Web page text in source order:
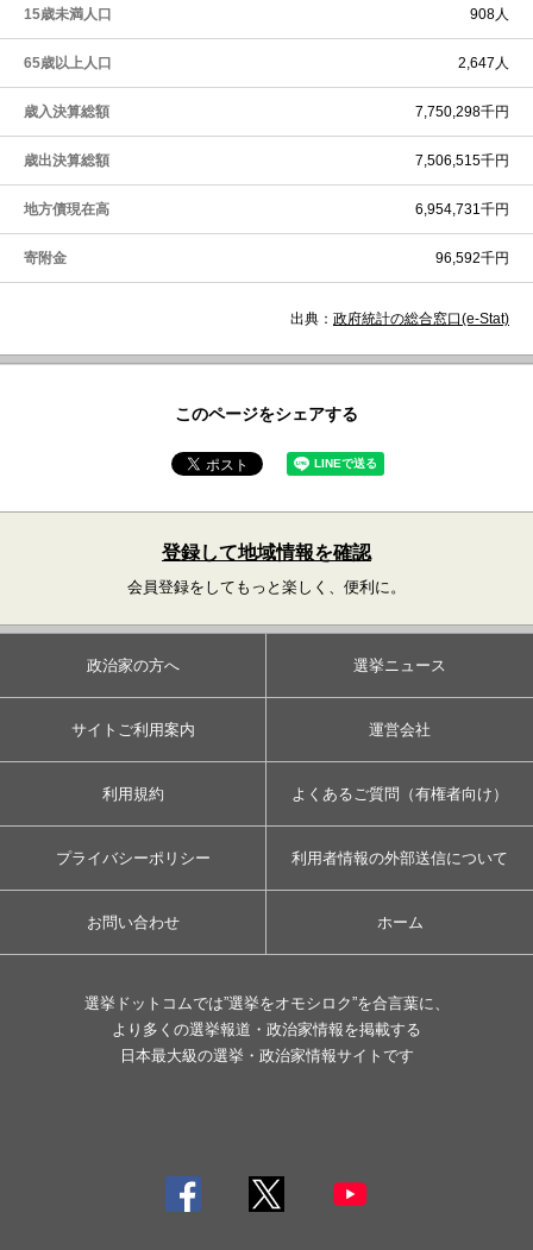
15歳未満人口 908人
65歳以上人口 2,647人
歳入決算総額 7,750,298千円
歳出決算総額 7,506,515千円
地方債現在高 6,954,731千円
寄附金 96,592千円
出典： 政府統計の総合窓口(e-Stat)
このページをシェアする
登録して地域情報を確認
会員登録をしてもっと楽しく、便利に。
政治家の方へ 選挙ニュース
サイトご利用案内 運営会社
利用規約 よくあるご質問（有権者向け）
プライバシーポリシー 利用者情報の外部送信について
お問い合わせ ホーム
選挙ドットコムでは”選挙をオモシロク”を合言葉に、
より多くの選挙報道・政治家情報を掲載する
日本最大級の選挙・政治家情報サイトです